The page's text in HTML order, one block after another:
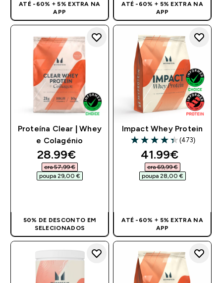
ATÉ -60% + 5% EXTRA NA
APP
ATÉ -60% + 5% EXTRA NA
APP
Proteína Clear | Whey
e Colagénio
discounted price
28.99€‎
era 57,99 €‎
poupa 29,00 €‎
50% DE DESCONTO EM
SELECIONADOS
Impact Whey Protein
4.38 out of 5 stars
(473)
discounted
41.99€‎
era 69,99 €‎
poupa 28,00 €‎
ATÉ -60% + 5% EXTRA NA
APP